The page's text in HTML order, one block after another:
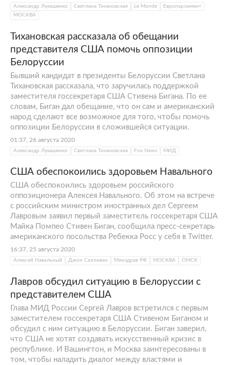
Александр Лукашенко Светлана Тихановская Le Monde
Европарламент
МОСКВА
Тихановская рассказала об обещании
представителя США помочь оппозиции
Белоруссии
Бывший кандидат в президенты Белоруссии Светлана
Тихановская рассказала, что заручилась поддержкой
заместителя госсекретаря США Стивена Бигана. По ее
словам, Биган дал обещание, что он сам и американский
народ сделают все возможное для того, чтобы помочь
оппозиции Белоруссии в сложившейся ситуации.
01:37, 26 августа 2020
Александр Лукашенко Светлана Тихановская Fox News МИД
США обеспокоились здоровьем Навального
США обеспокоились здоровьем российского
оппозиционера Алексея Навального. Об этом на встрече
с российским министром иностранных дел Сергеем
Лавровым заявил первый заместитель госсекретаря США
Майка Помпео Стивен Биган, сообщила пресс-секретарь
американского посольства Ребекка Росс у себя в Twitter.
16:37, 25 августа 2020
Алексей Навальный Джон Салливан Минздрав РФ МОСКВА ОМСК
Лавров обсудил ситуацию в Белоруссии с
представителем США
Глава МИД России Сергей Лавров встретился с первым
заместителем госсекретаря США Стивеном Биганом и
обсудил с ним ситуацию в Белоруссии. Биган заверил,
что США не хотят создавать искусственный кризис в
республике. И Вашингтон, и Москва заинтересованы в
том, чтобы наладить диалог между властями и